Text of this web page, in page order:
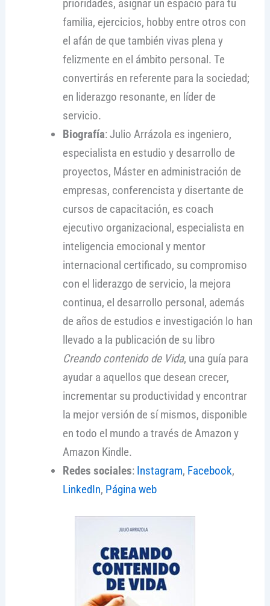
prioridades, asignar un espacio para tu
familia, ejercicios, hobby entre otros con
el afán de que también vivas plena y
felizmente en el ámbito personal. Te
convertirás en referente para la sociedad;
en liderazgo resonante, en líder de
servicio.
Biografía: Julio Arrázola es ingeniero,
especialista en estudio y desarrollo de
proyectos, Máster en administración de
empresas, conferencista y disertante de
cursos de capacitación, es coach
ejecutivo organizacional, especialista en
inteligencia emocional y mentor
internacional certificado, su compromiso
con el liderazgo de servicio, la mejora
continua, el desarrollo personal, además
de años de estudios e investigación lo han
llevado a la publicación de su libro
Creando contenido de Vida, una guía para
ayudar a aquellos que desean crecer,
incrementar su productividad y encontrar
la mejor versión de sí mismos, disponible
en todo el mundo a través de Amazon y
Amazon Kindle.
Redes sociales: Instagram, Facebook,
LinkedIn, Página web